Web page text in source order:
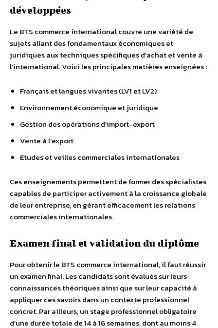
développées
Le BTS commerce international couvre une variété de
sujets allant des fondamentaux économiques et
juridiques aux techniques spécifiques d’achat et vente à
l’international. Voici les principales matières enseignées :
Français et langues vivantes (LV1 et LV2)
Environnement économique et juridique
Gestion des opérations d’import-export
Vente à l’export
Etudes et veilles commerciales internationales
Ces enseignements permettent de former des spécialistes
capables de participer activement à la croissance globale
de leur entreprise, en gérant efficacement les relations
commerciales internationales.
Examen final et validation du diplôme
Pour obtenir le BTS commerce international, il faut réussir
un examen final. Les candidats sont évalués sur leurs
connaissances théoriques ainsi que sur leur capacité à
appliquer ces savoirs dans un contexte professionnel
concret. Par ailleurs, un stage professionnel obligatoire
d’une durée totale de 14 à 16 semaines, dont au moins 4